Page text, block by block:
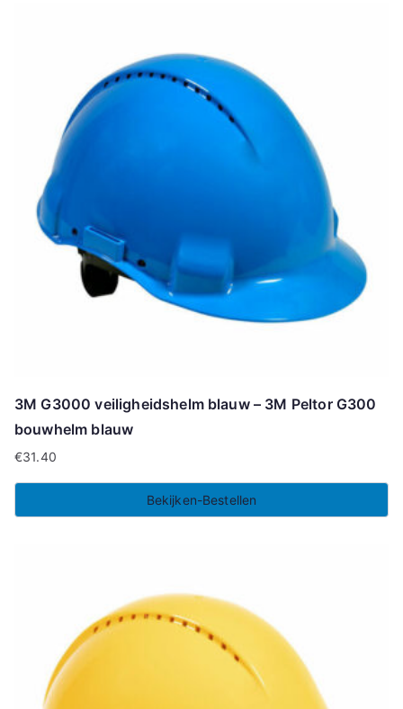
3M G3000 veiligheidshelm blauw – 3M Peltor G300
bouwhelm blauw
€31.40
Bekijken-Bestellen